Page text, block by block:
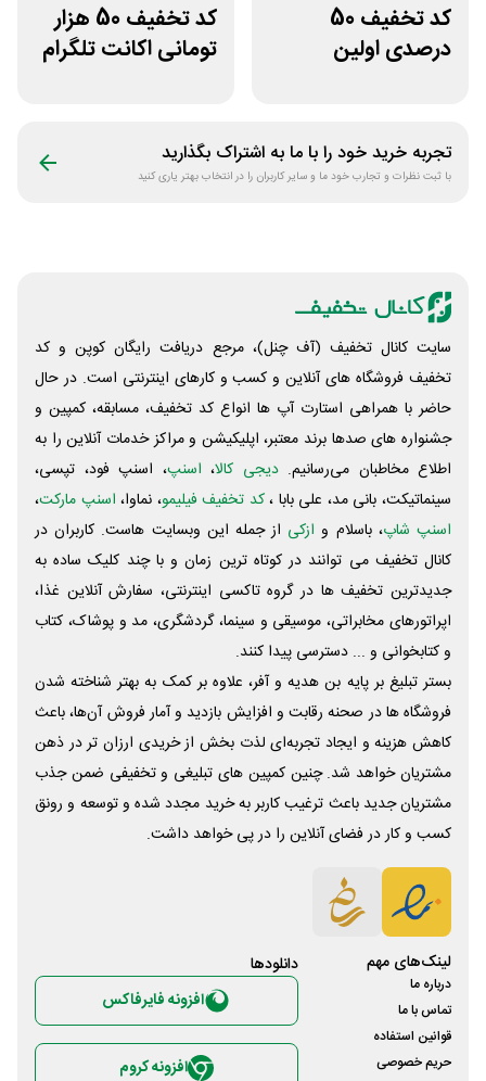
کد تخفیف 50
درصدی اولین
کد تخفیف 50 هزار
تومانی اکانت تلگرام
تجربه خرید خود را با ما به اشتراک بگذارید
با ثبت نظرات و تجارب خود ما و سایر کاربران را در انتخاب بهتر یاری کنید
سایت کانال تخفیف (آف چنل)، مرجع دریافت رایگان کوپن و کد
تخفیف فروشگاه های آنلاین و کسب و‌ کارهای اینترنتی است. در حال
حاضر با همراهی استارت آپ ها انواع کد تخفیف، مسابقه، کمپین و
جشنواره های صدها برند معتبر، اپلیکیشن و مراکز خدمات آنلاین را به
اطلاع مخاطبان می‌رسانیم. دیجی کالا، اسنپ، اسنپ فود، تپسی،
سینماتیکت، بانی مد، علی‌ بابا ،کد تخفیف فیلیمو، نماوا، اسنپ مارکت،
اسنپ شاپ، باسلام و ازکی از جمله این وبسایت ‌هاست. کاربران در
کانال تخفیف می توانند در کوتاه ترین زمان و با چند کلیک ساده به
جدیدترین تخفیف ها در گروه تاکسی اینترنتی، سفارش آنلاین غذا،
اپراتورهای مخابراتی، موسیقی و سینما، گردشگری، مد و پوشاک، کتاب
و کتابخوانی و ... دسترسی پیدا کنند.
بستر تبلیغ بر پایه بن هدیه و آفر، علاوه بر کمک به بهتر شناخته شدن
فروشگاه ها در صحنه رقابت و افزایش بازدید و آمار فروش آن‌ها، باعث
کاهش هزینه و ایجاد تجربه‌ای لذت بخش از خریدی ارزان تر در ذهن
مشتریان خواهد شد. چنین کمپین های تبلیغی و تخفیفی ضمن جذب
مشتریان جدید باعث ترغیب کاربر به خرید مجدد شده و توسعه و رونق
کسب و کار در فضای آنلاین را در پی خواهد داشت.
لینک‌های مهم
درباره ما
تماس با ما
قوانین استفاده
حریم خصوصی
دانلود‌ها
افزونه فایرفاکس
افزونه کروم